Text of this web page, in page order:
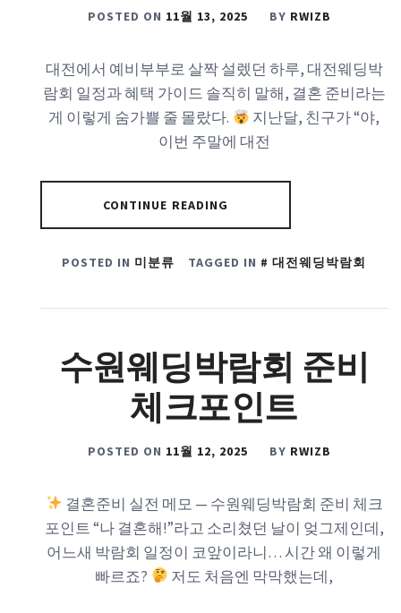
POSTED ON 11월 13, 2025 BY RWIZB
대전에서 예비부부로 살짝 설렜던 하루, 대전웨딩박
람회 일정과 혜택 가이드 솔직히 말해, 결혼 준비라는
게 이렇게 숨가쁠 줄 몰랐다.
지난달, 친구가 “야,
이번 주말에 대전
CONTINUE READING
POSTED IN 미분류 TAGGED IN 대전웨딩박람회
수원웨딩박람회 준비
체크포인트
POSTED ON 11월 12, 2025 BY RWIZB
결혼준비 실전 메모 — 수원웨딩박람회 준비 체크
포인트 “나 결혼해!”라고 소리쳤던 날이 엊그제인데,
어느새 박람회 일정이 코앞이라니… 시간 왜 이렇게
빠르죠?
저도 처음엔 막막했는데,